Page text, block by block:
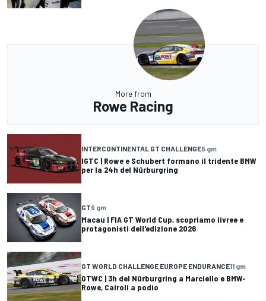
More from
Rowe Racing
INTERCONTINENTAL GT CHALLENGE5 gm
IGTC | Rowe e Schubert formano il tridente BMW
per la 24h del Nürburgring
GT9 gm
Macau | FIA GT World Cup, scopriamo livree e
protagonisti dell'edizione 2026
GT WORLD CHALLENGE EUROPE ENDURANCE11 gm
GTWC | 3h del Nürburgring a Marciello e BMW-
Rowe, Cairoli a podio